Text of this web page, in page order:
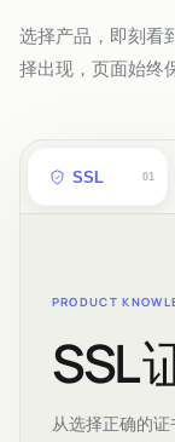
选择产品，即刻看
择出现，页面始终
SSL 01
PRODUCT
SSL
从选择正确的